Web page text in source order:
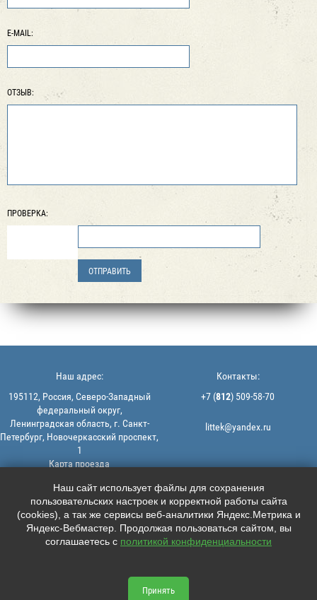
E-MAIL:
ОТЗЫВ:
ПРОВЕРКА:
© 2013-2026 | ООО "ЛИТТЕК" -
производство и продажа РТИ
ИНН: 7806523560 | ОГРН:
1147847126162
Политика конфиденциальности |
Пользовательское соглашение
Наш адрес:
195112, Россия, Северо-Западный
федеральный округ,
Ленинградская область, г. Санкт-
Петербург, Новочеркасский проспект,
1
Карта проезда
Контакты:
+7 (812) 509-58-70
littek@yandex.ru
Мы в соцсетях:
    
Наш сайт использует файлы для сохранения
пользовательских настроек и корректной работы сайта
(cookies), а так же сервисы веб-аналитики Яндекс.Метрика и
Яндекс-Вебмастер. Продолжая пользоваться сайтом, вы
соглашаетесь с политикой конфиденциальности
Принять